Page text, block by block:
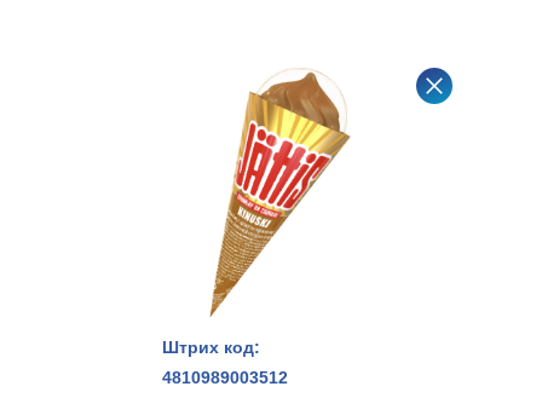
Штрих код:
4810989003512